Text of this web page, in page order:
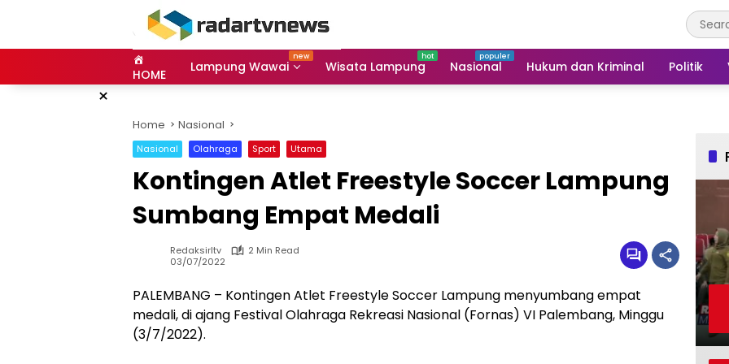
HOME Lampung Wawai Wisata Lampung Nasional Hukum dan Kriminal Politik
×
Home Nasional
Nasional Olahraga Sport Utama
Kontingen Atlet Freestyle Soccer Lampung
Sumbang Empat Medali
Redaksirltv
2 Min Read
03/07/2022
PALEMBANG – Kontingen Atlet Freestyle Soccer Lampung menyumbang empat
medali, di ajang Festival Olahraga Rekreasi Nasional (Fornas) VI Palembang, Minggu
(3/7/2022).